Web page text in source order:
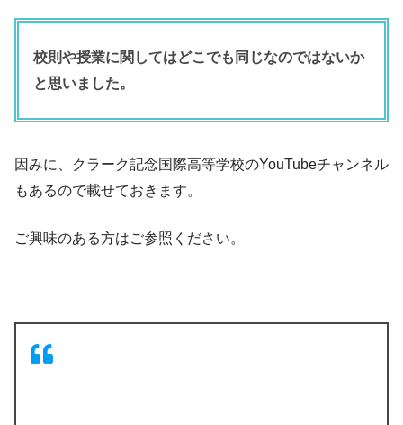
校則や授業に関してはどこでも同じなのではないか
と思いました。
因みに、クラーク記念国際高等学校のYouTubeチャンネル
もあるので載せておきます。
ご興味のある方はご参照ください。